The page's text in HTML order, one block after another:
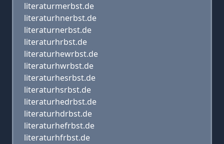
literaturmerbst.de
literaturhnerbst.de
literaturnerbst.de
literaturhrbst.de
literaturhewrbst.de
literaturhwrbst.de
literaturhesrbst.de
literaturhsrbst.de
literaturhedrbst.de
literaturhdrbst.de
literaturhefrbst.de
literaturhfrbst.de